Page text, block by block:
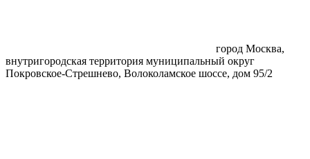
город Москва,
внутригородская территория муниципальный округ
Покровское-Стрешнево, Волоколамское шоссе, дом 95/2